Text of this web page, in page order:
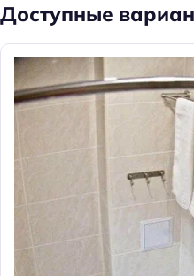
Доступные